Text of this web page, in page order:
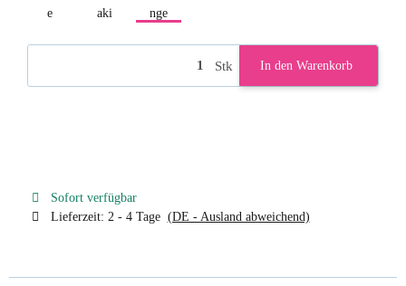
Stk In den Warenkorb
Sofort verfügbar
Lieferzeit: 2 - 4 Tage (DE - Ausland abweichend)